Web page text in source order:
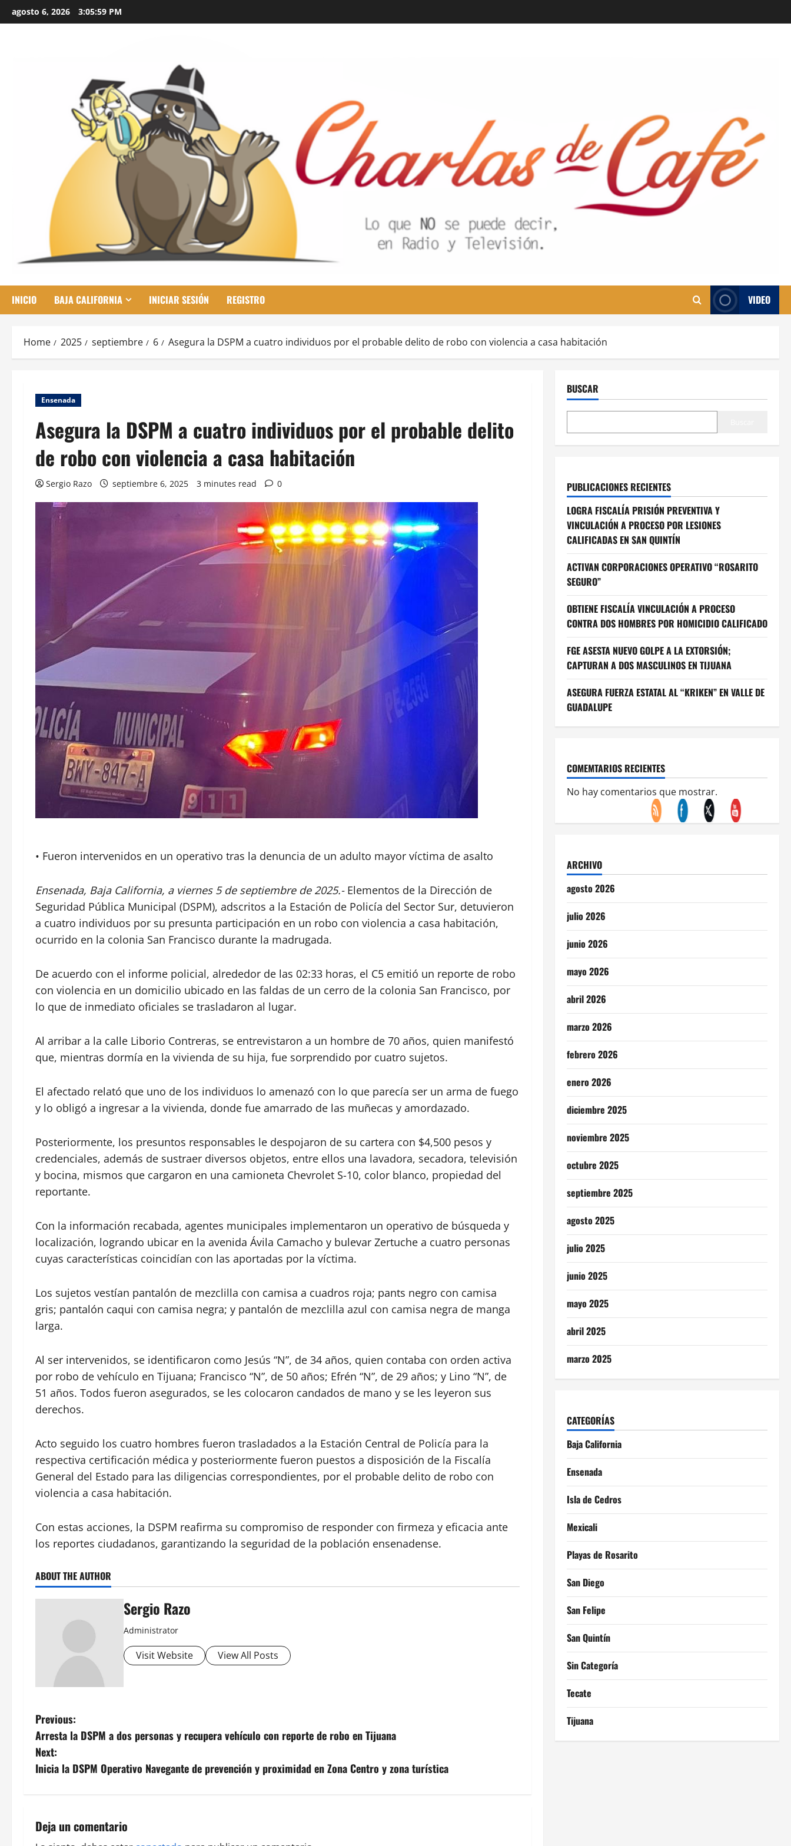
to
agosto 6, 2026 3:06:01 PM
INICIO BAJA CALIFORNIA INICIAR SESIÓN REGISTRO VIDEO
Home 2025 septiembre 6 Asegura la DSPM a cuatro individuos por el probable delito de robo con violencia a casa habitación
Ensenada
Asegura la DSPM a cuatro individuos por el probable delito
de robo con violencia a casa habitación
Sergio Razo septiembre 6, 2025 3 minutes read 0
• Fueron intervenidos en un operativo tras la denuncia de un adulto mayor víctima de asalto
Ensenada, Baja California, a viernes 5 de septiembre de 2025.-Elementos de la Dirección de
Seguridad Pública Municipal (DSPM), adscritos a la Estación de Policía del Sector Sur, detuvieron
a cuatro individuos por su presunta participación en un robo con violencia a casa habitación,
ocurrido en la colonia San Francisco durante la madrugada.
De acuerdo con el informe policial, alrededor de las 02:33 horas, el C5 emitió un reporte de robo
con violencia en un domicilio ubicado en las faldas de un cerro de la colonia San Francisco, por
lo que de inmediato oficiales se trasladaron al lugar.
Al arribar a la calle Liborio Contreras, se entrevistaron a un hombre de 70 años, quien manifestó
que, mientras dormía en la vivienda de su hija, fue sorprendido por cuatro sujetos.
El afectado relató que uno de los individuos lo amenazó con lo que parecía ser un arma de fuego
y lo obligó a ingresar a la vivienda, donde fue amarrado de las muñecas y amordazado.
Posteriormente, los presuntos responsables le despojaron de su cartera con $4,500 pesos y
credenciales, además de sustraer diversos objetos, entre ellos una lavadora, secadora, televisión
y bocina, mismos que cargaron en una camioneta Chevrolet S-10, color blanco, propiedad del
reportante.
Con la información recabada, agentes municipales implementaron un operativo de búsqueda y
localización, logrando ubicar en la avenida Ávila Camacho y bulevar Zertuche a cuatro personas
cuyas características coincidían con las aportadas por la víctima.
Los sujetos vestían pantalón de mezclilla con camisa a cuadros roja; pants negro con camisa
gris; pantalón caqui con camisa negra; y pantalón de mezclilla azul con camisa negra de manga
larga.
Al ser intervenidos, se identificaron como Jesús “N”, de 34 años, quien contaba con orden activa
por robo de vehículo en Tijuana; Francisco “N”, de 50 años; Efrén “N”, de 29 años; y Lino “N”, de
51 años. Todos fueron asegurados, se les colocaron candados de mano y se les leyeron sus
derechos.
Acto seguido los cuatro hombres fueron trasladados a la Estación Central de Policía para la
respectiva certificación médica y posteriormente fueron puestos a disposición de la Fiscalía
General del Estado para las diligencias correspondientes, por el probable delito de robo con
violencia a casa habitación.
Con estas acciones, la DSPM reafirma su compromiso de responder con firmeza y eficacia ante
los reportes ciudadanos, garantizando la seguridad de la población ensenadense.
ABOUT THE AUTHOR
Sergio Razo
Administrator
Visit Website View All Posts
P
o
s
n
Previous:
Arresta la DSPM a dos personas y recupera vehículo con reporte de robo en Tijuana
Next:
Inicia la DSPM Operativo Navegante de prevención y proximidad en Zona Centro y zona turística
Deja un comentario
BUSCAR
PUBLICACIONES RECIENTES
LOGRA FISCALÍA PRISIÓN PREVENTIVA Y
VINCULACIÓN A PROCESO POR LESIONES
CALIFICADAS EN SAN QUINTÍN
ACTIVAN CORPORACIONES OPERATIVO “ROSARITO
SEGURO”
OBTIENE FISCALÍA VINCULACIÓN A PROCESO
CONTRA DOS HOMBRES POR HOMICIDIO CALIFICADO
FGE ASESTA NUEVO GOLPE A LA EXTORSIÓN;
CAPTURAN A DOS MASCULINOS EN TIJUANA
ASEGURA FUERZA ESTATAL AL “KRIKEN” EN VALLE DE
GUADALUPE
COMEMTARIOS RECIENTES
No hay comentarios que mostrar.
ARCHIVO
agosto 2026
julio 2026
junio 2026
mayo 2026
abril 2026
marzo 2026
febrero 2026
enero 2026
diciembre 2025
noviembre 2025
octubre 2025
septiembre 2025
agosto 2025
julio 2025
junio 2025
mayo 2025
abril 2025
marzo 2025
CATEGORÍAS
Baja California
Ensenada
Isla de Cedros
Mexicali
Playas de Rosarito
San Diego
San Felipe
San Quintín
Sin Categoría
Tecate
Tijuana